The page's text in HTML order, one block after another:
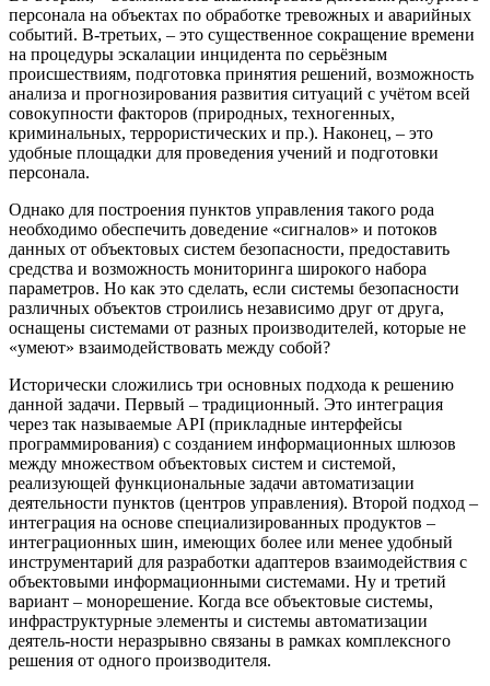
персонала на объектах по обработке тревожных и аварийных
событий. В-третьих, – это существенное сокращение времени
на процедуры эскалации инцидента по серьёзным
происшествиям, подготовка принятия решений, возможность
анализа и прогнозирования развития ситуаций с учётом всей
совокупности факторов (природных, техногенных,
криминальных, террористических и пр.). Наконец, – это
удобные площадки для проведения учений и подготовки
персонала.
Однако для построения пунктов управления такого рода
необходимо обеспечить доведение «сигналов» и потоков
данных от объектовых систем безопасности, предоставить
средства и возможность мониторинга широкого набора
параметров. Но как это сделать, если системы безопасности
различных объектов строились независимо друг от друга,
оснащены системами от разных производителей, которые не
«умеют» взаимодействовать между собой?
Исторически сложились три основных подхода к решению
данной задачи. Первый – традиционный. Это интеграция
через так называемые API (прикладные интерфейсы
программирования) с созданием информационных шлюзов
между множеством объектовых систем и системой,
реализующей функциональные задачи автоматизации
деятельности пунктов (центров управления). Второй подход –
интеграция на основе специализированных продуктов –
интеграционных шин, имеющих более или менее удобный
инструментарий для разработки адаптеров взаимодействия с
объектовыми информационными системами. Ну и третий
вариант – монорешение. Когда все объектовые системы,
инфраструктурные элементы и системы автоматизации
деятель-ности неразрывно связаны в рамках комплексного
решения от одного производителя.